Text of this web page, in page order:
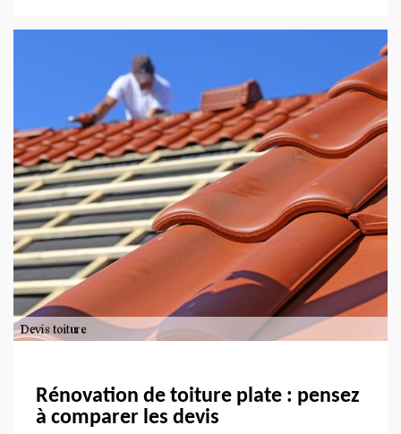
Rénovation de toiture plate : pensez
à comparer les devis